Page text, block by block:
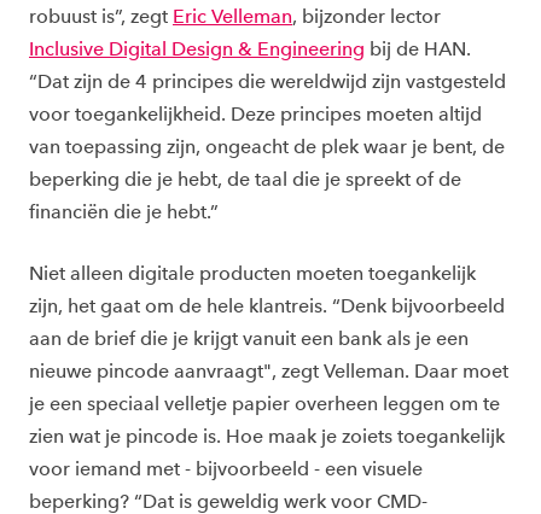
robuust is”, zegt Eric Velleman, bijzonder lector
Inclusive Digital Design & Engineering bij de HAN.
“Dat zijn de 4 principes die wereldwijd zijn vastgesteld
voor toegankelijkheid. Deze principes moeten altijd
van toepassing zijn, ongeacht de plek waar je bent, de
beperking die je hebt, de taal die je spreekt of de
financiën die je hebt.”
Niet alleen digitale producten moeten toegankelijk
zijn, het gaat om de hele klantreis. “Denk bijvoorbeeld
aan de brief die je krijgt vanuit een bank als je een
nieuwe pincode aanvraagt", zegt Velleman. Daar moet
je een speciaal velletje papier overheen leggen om te
zien wat je pincode is. Hoe maak je zoiets toegankelijk
voor iemand met - bijvoorbeeld - een visuele
beperking? “Dat is geweldig werk voor CMD-